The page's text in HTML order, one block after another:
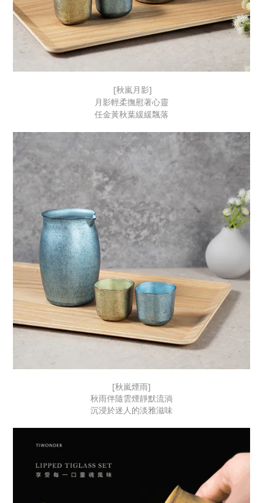
[秋嵐月影]
月影輕柔撫慰著心靈
任金黃秋葉緩緩飄落
[秋嵐煙雨]
秋雨伴隨雲煙靜默流淌
沉浸於迷人的淡雅滋味